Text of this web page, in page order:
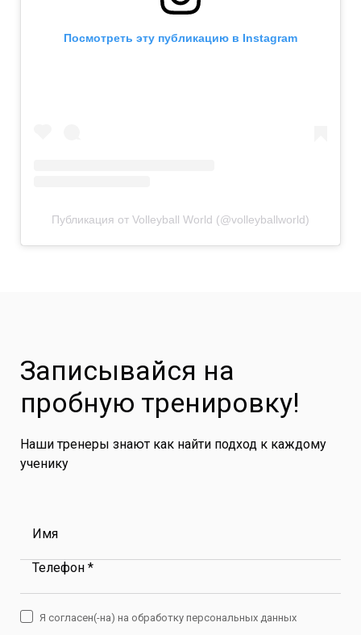
Посмотреть эту публикацию в Instagram
Публикация от Volleyball World (@volleyballworld)
Записывайся на
пробную тренировку!
Наши тренеры знают как найти подход к каждому
ученику
Имя
Телефон *
Я согласен(-на) на обработку персональных данных